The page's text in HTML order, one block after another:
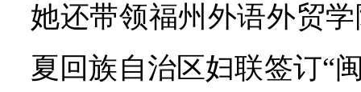
她还带领福州外语外贸
夏回族自治区妇联签订“